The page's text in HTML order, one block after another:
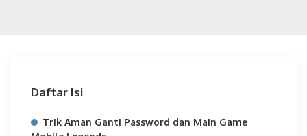
Daftar Isi
Trik Aman Ganti Password dan Main Game